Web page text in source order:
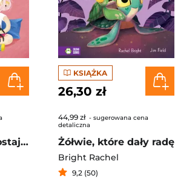
Jadzia Pętelka zostaje z nianią
KSIĄŻKA
26,30 zł
44,99 zł - sugerowana cena
detaliczna
Żółwie, które dały radę
Bright Rachel
9,2 (50)